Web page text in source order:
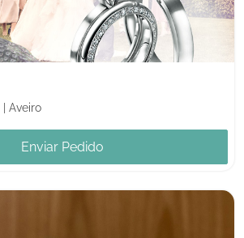
Aveiro
Enviar Pedido